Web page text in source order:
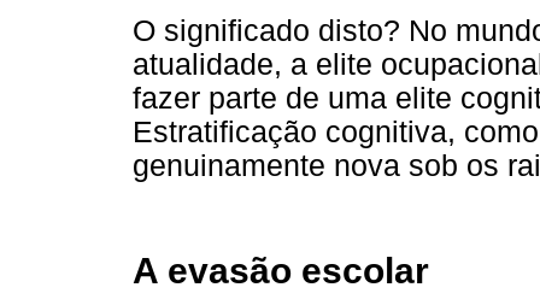
O significado disto? No
atualidade, a elite
fazer parte de uma elite
Estratificação cognitiva,
genuinamente nova sob os
A evasão escolar